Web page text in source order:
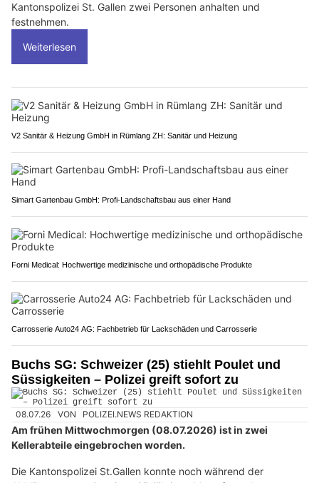
Kantonspolizei St. Gallen zwei Personen anhalten und
festnehmen.
Weiterlesen
V2 Sanitär & Heizung GmbH in Rümlang ZH: Sanitär und Heizung
Simart Gartenbau GmbH: Profi-Landschaftsbau aus einer Hand
Forni Medical: Hochwertige medizinische und orthopädische Produkte
Carrosserie Auto24 AG: Fachbetrieb für Lackschäden und Carrosserie
Buchs SG: Schweizer (25) stiehlt Poulet und
Süssigkeiten – Polizei greift sofort zu
08.07.26 VON POLIZEI.NEWS REDAKTION
Am frühen Mittwochmorgen (08.07.2026) ist in zwei
Kellerabteile eingebrochen worden.
Die Kantonspolizei St.Gallen konnte noch während der